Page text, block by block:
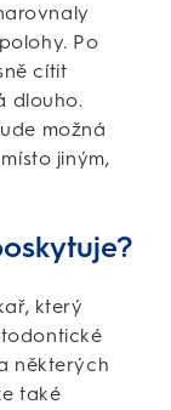
Po
cítit
dlouho.
možná
jiným,
který
některých
také